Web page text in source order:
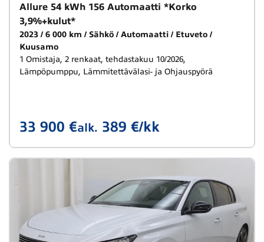
Allure 54 kWh 156 Automaatti *Korko
3,9%+kulut*
2023 6 000 km Sähkö Automaatti
Etuveto
Kuusamo
1 Omistaja, 2 renkaat, tehdastakuu 10/2026,
Lämpöpumppu, Lämmitettävälasi- ja Ohjauspyörä
33 900 €alk. 389 €/kk